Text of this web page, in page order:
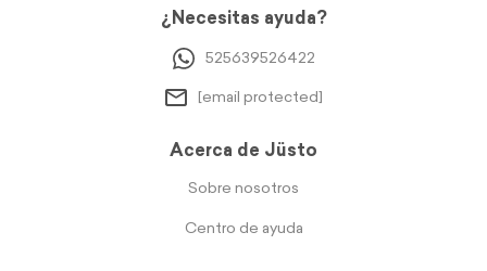
¿Necesitas ayuda?
525639526422
[email protected]
Acerca de Jüsto
Sobre nosotros
Centro de ayuda